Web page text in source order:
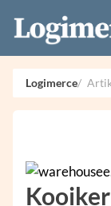
Vacatures
Events
Adverteren
Partners
Logimerce